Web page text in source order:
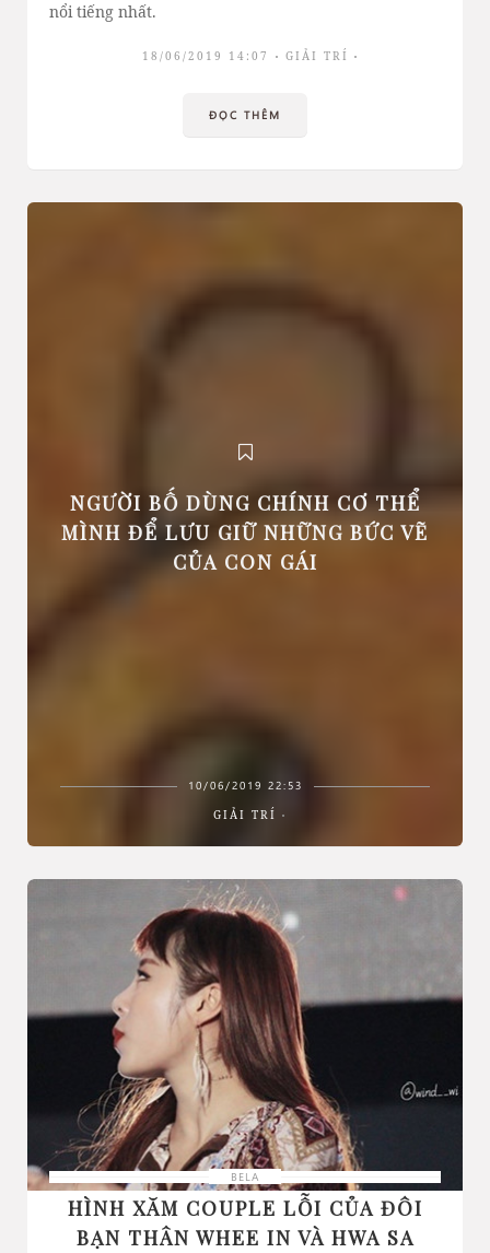
nổi tiếng nhất.
18/06/2019 14:07 GIẢI TRÍ
ĐỌC THÊM
NGƯỜI BỐ DÙNG CHÍNH CƠ THỂ
MÌNH ĐỂ LƯU GIỮ NHỮNG BỨC VẼ
CỦA CON GÁI
10/06/2019 22:53
GIẢI TRÍ
BELA
HÌNH XĂM COUPLE LỖI CỦA ĐÔI
BẠN THÂN WHEE IN VÀ HWA SA